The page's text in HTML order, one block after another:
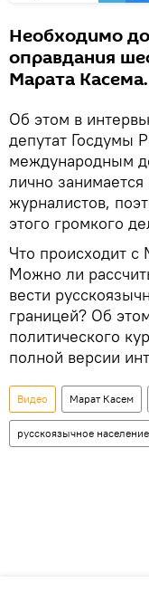
Необходимо
оправдания
Марата Касема.
Об этом в
депутат Госдумы
международным
лично
журналистов,
этого громкого
Что происходит
Можно ли
вести
границей? Об
политического
полной версии
Видео Марат Касем
русскоязычное население